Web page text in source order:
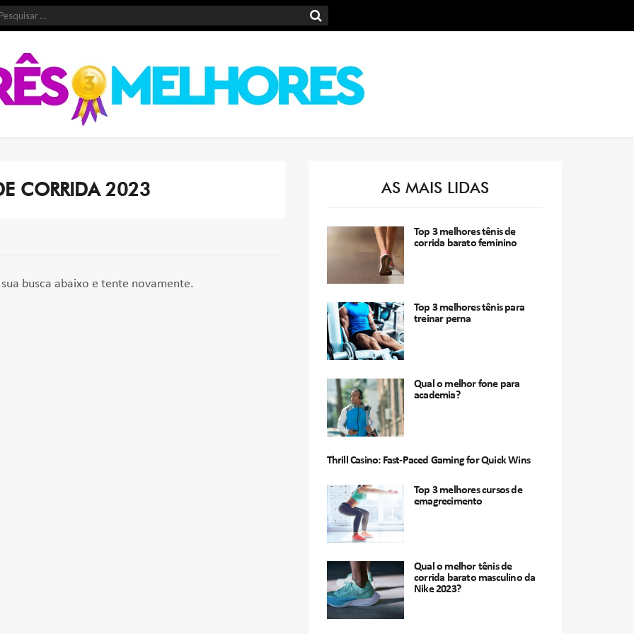
CORRIDA 2023
busca abaixo e tente novamente.
AS MAIS LIDAS
Top 3 melhores tênis de
corrida barato feminino
Top 3 melhores tênis para
treinar perna
Qual o melhor fone para
academia?
Thrill Casino: Fast‑Paced Gaming for Quick Wins
Top 3 melhores cursos de
emagrecimento
Qual o melhor tênis de
corrida barato masculino da
Nike 2023?